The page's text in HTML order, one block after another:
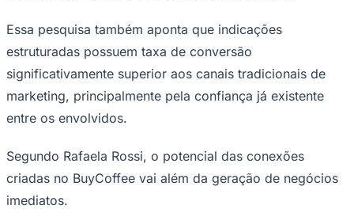
Essa pesquisa também aponta que indicações
estruturadas possuem taxa de conversão
significativamente superior aos canais tradicionais de
marketing, principalmente pela confiança já existente
entre os envolvidos.
Segundo Rafaela Rossi, o potencial das conexões
criadas no BuyCoffee vai além da geração de negócios
imediatos.